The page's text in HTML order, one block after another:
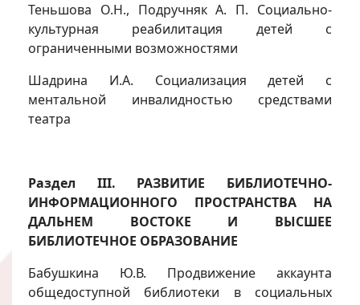
Теньшова О.Н., Подручняк А. П. Социально-
культурная реабилитация детей с
ограниченными возможностями
Шадрина И.А. Социализация детей с
ментальной инвалидностью средствами
театра
Раздел III. РАЗВИТИЕ БИБЛИОТЕЧНО-
ИНФОРМАЦИОННОГО ПРОСТРАНСТВА НА
ДАЛЬНЕМ ВОСТОКЕ И ВЫСШЕЕ
БИБЛИОТЕЧНОЕ ОБРАЗОВАНИЕ
Бабушкина Ю.В. Продвижение аккаунта
общедоступной библиотеки в социальных